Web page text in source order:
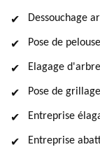
Dessouchage
Pose de
Elagage
Pose de
Entreprise
Entreprise